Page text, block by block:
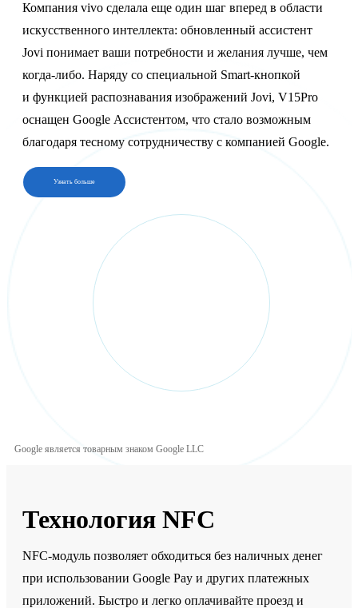
Компания vivo сделала еще один шаг вперед в области
искусственного интеллекта: обновленный ассистент
Jovi понимает ваши потребности и желания лучше, чем
когда-либо. Наряду со специальной Smart-кнопкой
и функцией распознавания изображений Jovi, V15Pro
оснащен Google Ассистентом, что стало возможным
благодаря тесному сотрудничеству с компанией Google.
Узнать больше
Google является товарным знаком Google LLC
Технология NFC
NFC-модуль позволяет обходиться без наличных денег
при использовании Google Pay и других платежных
приложений. Быстро и легко оплачивайте проезд и